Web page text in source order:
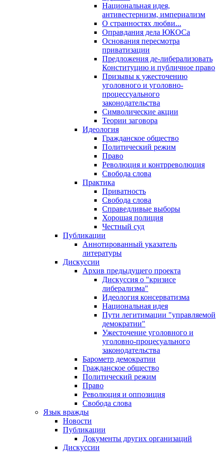
Национальная идея,
антивестернизм, империализм
О странностях любви...
Оправдания дела ЮКОСа
Основания пересмотра
приватизации
Предложения де-либерализовать
Конституцию и публичное право
Призывы к ужесточению
уголовного и уголовно-
процессуального
законодательства
Символические акции
Теории заговора
Идеология
Гражданское общество
Политический режим
Право
Революция и контрреволюция
Свобода слова
Практика
Приватность
Свобода слова
Справедливые выборы
Хорошая полиция
Честный суд
Публикации
Аннотированный указатель
литературы
Дискуссии
Архив предыдущего проекта
Дискуссия о "кризисе
либерализма"
Идеология консерватизма
Национальная идея
Пути легитимации "управляемой
демократии"
Ужесточение уголовного и
уголовно-процесуального
законодательства
Барометр демократии
Гражданское общество
Политический режим
Право
Революция и оппозиция
Свобода слова
Язык вражды
Новости
Публикации
Документы других организаций
Дискуссии